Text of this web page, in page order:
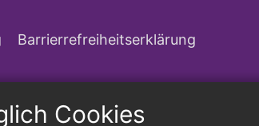
Cookies
Barrierrefreiheitserklärung